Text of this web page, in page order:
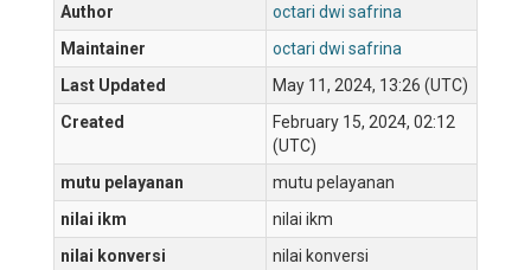
Author
octari dwi safrina
Maintainer
octari dwi safrina
Last Updated
May 11, 2024, 13:26 (UTC)
Created
February 15, 2024, 02:12
(UTC)
mutu pelayanan
mutu pelayanan
nilai ikm
nilai ikm
nilai konversi
nilai konversi